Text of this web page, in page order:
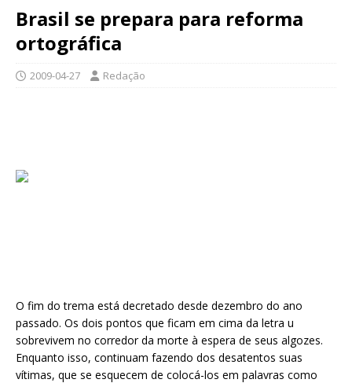
Brasil se prepara para reforma
ortográfica
2009-04-27 Redação
O fim do trema está decretado desde dezembro do ano
passado. Os dois pontos que ficam em cima da letra u
sobrevivem no corredor da morte à espera de seus algozes.
Enquanto isso, continuam fazendo dos desatentos suas
vítimas, que se esquecem de colocá-los em palavras como